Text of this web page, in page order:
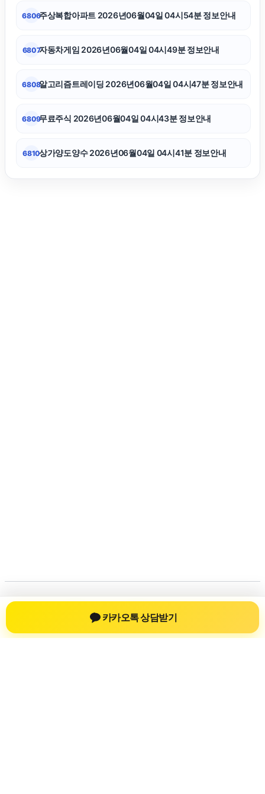
아고다할인코드
김해이혼전문변호사
6806주상복합아파트 2026년06월04일 04시54분 정보안내
6807자동차게임 2026년06월04일 04시49분 정보안내
6808알고리즘트레이딩 2026년06월04일 04시47분 정보안내
6809무료주식 2026년06월04일 04시43분 정보안내
6810상가양도양수 2026년06월04일 04시41분 정보안내
스 테마
카카오톡 상담받기